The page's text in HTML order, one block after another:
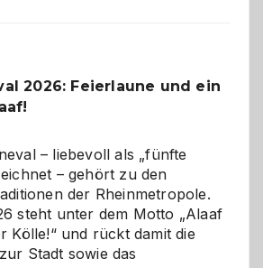
geworden
2026: Feierlaune und ein
– liebevoll als „fünfte
– gehört zu den
der Rheinmetropole.
steht unter dem Motto „Alaaf
Kölle!“ und rückt damit die
Stadt sowie das